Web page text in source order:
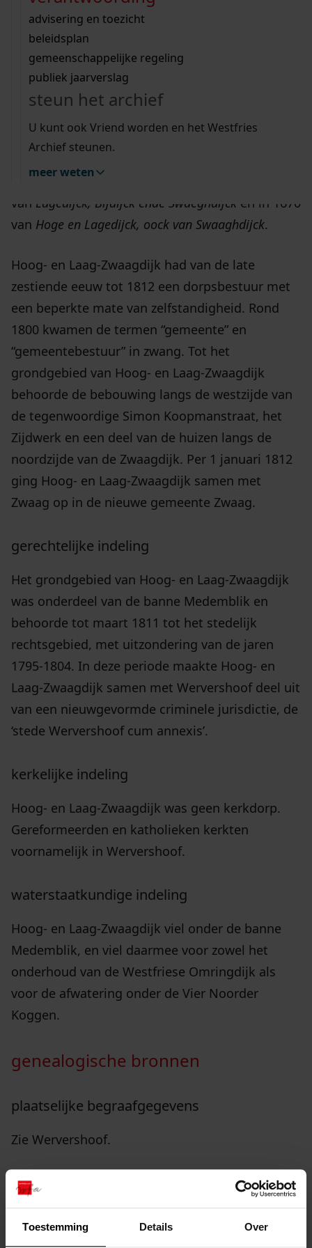
Toestemming Details Over
bouwvergunningen
omgevingsvergunningen
vergunningen
beeld en geluid
uitleg nodig?
Wij helpen u op weg met een aantal zoektips.
bekijk alle zoektips
Wij helpen u op weg met een aantal zoektips.
bekijk alle zoektips
bekijk ons geschiedenislokaal
advisering en toezicht
beleidsplan
gemeenschappelijke regeling
publiek jaarverslag
steun het archief
U kunt ook Vriend worden en het Westfries
Archief steunen.
meer weten
bestuur en grondgebied
Hoog- en Laag-Zwaagdijk komt voor zover
bekend in 1582 voor het eerst in de bronnen
1656Hooge, Lage en Swagedijk
van Lagedijck, Bijdijck ende Swaeghdijck en in 1670
van Hoge en Lagedijck, oock van Swaaghdijck.
Hoog- en Laag-Zwaagdijk had van de late
zestiende eeuw tot 1812 een dorpsbestuur met
een beperkte mate van zelfstandigheid. Rond
1800 kwamen de termen “gemeente” en
“gemeentebestuur” in zwang. Tot het
grondgebied van Hoog- en Laag-Zwaagdijk
behoorde de bebouwing langs de westzijde van
de tegenwoordige Simon Koopmanstraat, het
Zijdwerk en een deel van de huizen langs de
noordzijde van de Zwaagdijk. Per 1 januari 1812
ging Hoog- en Laag-Zwaagdijk samen met
Zwaag op in de nieuwe gemeente Zwaag.
gerechtelijke indeling
Het grondgebied van Hoog- en Laag-Zwaagdijk
was onderdeel van de banne Medemblik en
behoorde tot maart 1811 tot het stedelijk
rechtsgebied, met uitzondering van de jaren
1795-1804. In deze periode maakte Hoog- en
Laag-Zwaagdijk samen met Wervershoof deel uit
van een nieuwgevormde criminele jurisdictie, de
‘stede Wervershoof cum annexis’.
kerkelijke indeling
Hoog- en Laag-Zwaagdijk was geen kerkdorp.
Gereformeerden en katholieken kerkten
voornamelijk in Wervershoof.
waterstaatkundige indeling
Hoog- en Laag-Zwaagdijk viel onder de banne
Medemblik, en viel daarmee voor zowel het
onderhoud van de Westfriese Omringdijk als
voor de afwatering onder de Vier Noorder
Koggen.
genealogische bronnen
plaatselijke begraafgegevens
Zie Wervershoof.
plaatselijke huwelijksgegevens